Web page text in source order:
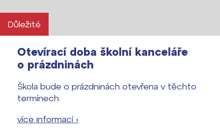
Důležité
Otevírací doba školní kanceláře
o prázdninách
Škola bude o prázdninách otevřena v těchto
termínech.
více informací ›